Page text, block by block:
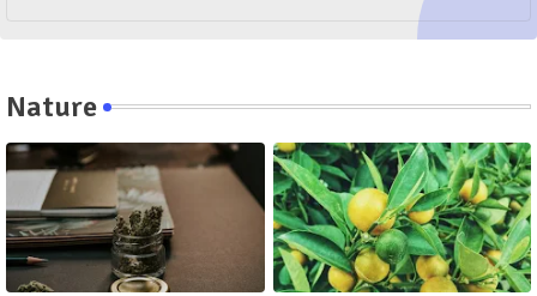
Nature